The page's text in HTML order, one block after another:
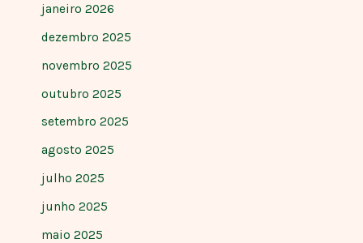
janeiro 2026
dezembro 2025
novembro 2025
outubro 2025
setembro 2025
agosto 2025
julho 2025
junho 2025
maio 2025